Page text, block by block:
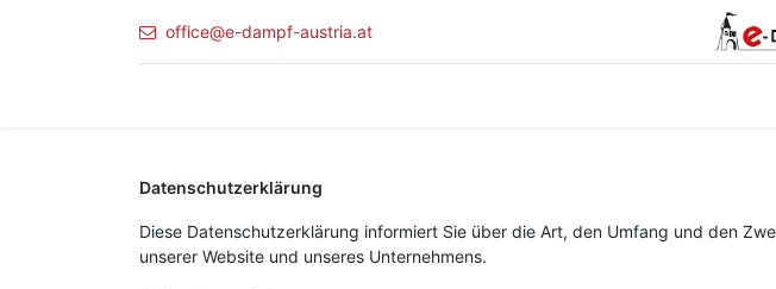
office@e-dampf-austria.at
Datenschutzerklärung
Diese Datenschutzerklärung informiert Sie über die Art, den Umfang und den
unserer Website und unseres Unternehmens.